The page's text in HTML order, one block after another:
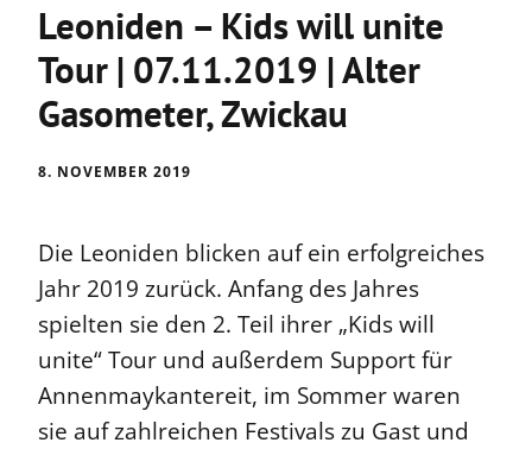
Leoniden – Kids will unite
Tour | 07.11.2019 | Alter
Gasometer, Zwickau
8. NOVEMBER 2019
Die Leoniden blicken auf ein erfolgreiches
Jahr 2019 zurück. Anfang des Jahres
spielten sie den 2. Teil ihrer „Kids will
unite“ Tour und außerdem Support für
Annenmaykantereit, im Sommer waren
sie auf zahlreichen Festivals zu Gast und